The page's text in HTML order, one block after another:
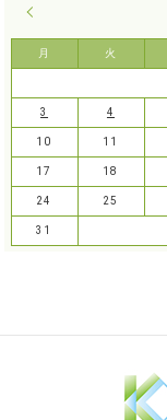
月 火
3 4
10 11
17 18
24 25
31